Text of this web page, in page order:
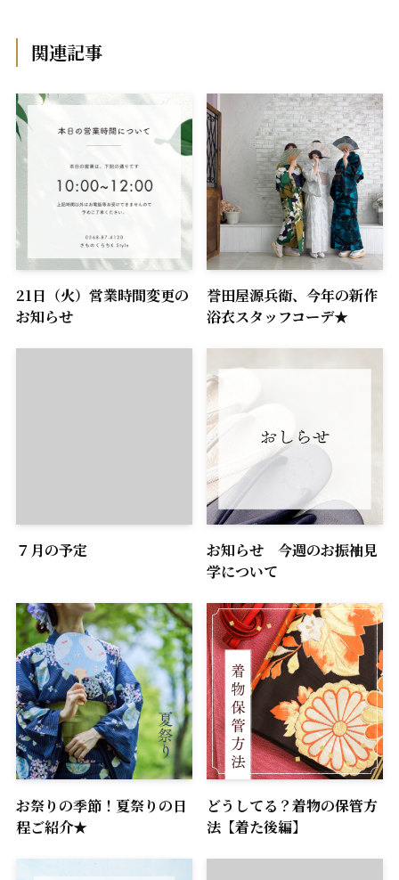
関連記事
21日（火）営業時間変更の
お知らせ
誉田屋源兵衛、今年の新作
浴衣スタッフコーデ★
７月の予定
お知らせ 今週のお振袖見
学について
お祭りの季節！夏祭りの日
程ご紹介★
どうしてる？着物の保管方
法【着た後編】